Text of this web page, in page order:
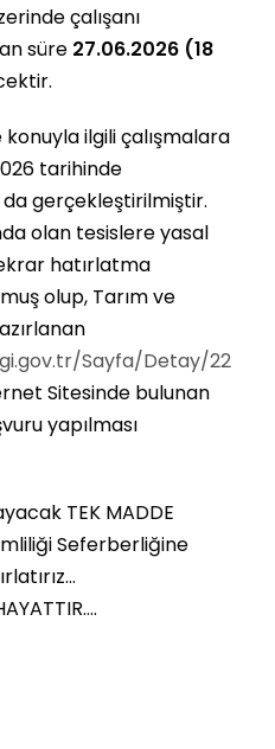
çalışanı
süre 27.06.2026 (18
ilgili çalışmalara
tarihinde
gerçekleştirilmiştir.
olan tesislere yasal
hatırlatma
olup, Tarım ve
Sayfa/Detay/22
Sitesinde bulunan
yapılması
TEK MADDE
Seferberliğine